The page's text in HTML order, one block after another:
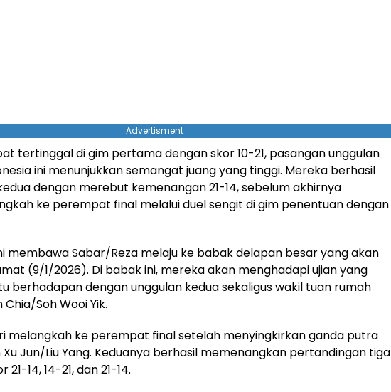
Advertisment
tertinggal di gim pertama dengan skor 10-21, pasangan unggulan
ini menunjukkan semangat juang yang tinggi. Mereka berhasil
dengan merebut kemenangan 21-14, sebelum akhirnya
ke perempat final melalui duel sengit di gim penentuan dengan
membawa Sabar/Reza melaju ke babak delapan besar yang akan
(9/1/2026). Di babak ini, mereka akan menghadapi ujian yang
berhadapan dengan unggulan kedua sekaligus wakil tuan rumah
Soh Wooi Yik.
melangkah ke perempat final setelah menyingkirkan ganda putra
Xu Jun/Liu Yang. Keduanya berhasil memenangkan pertandingan tiga
14, 14-21, dan 21-14.